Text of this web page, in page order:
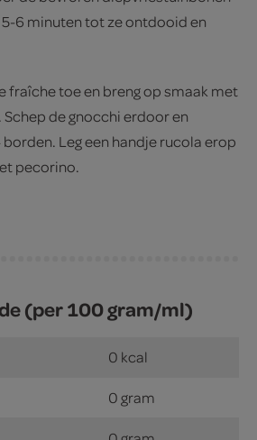
6 minuten tot ze ontdooid en
fraîche toe en breng op smaak met
de gnocchi erdoor en
Leg een handje rucola erop
pecorino.
(per 100 gram/ml)
0 kcal
0 gram